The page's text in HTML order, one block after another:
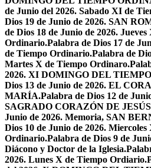
de Junio del 2026. Sabado XI de
Dios 19 de Junio de 2026. SAN
de Dios 18 de Junio de 2026.
Ordinario.Palabra de Dios 17 de
de Tiempo Ordinario.Palabra de
Martes X de Tiempo Ordinaro.
2026. XI DOMINGO DEL
Dios 13 de Junio de 2026. EL
MARÍA.Palabra de Dios 12 de
SAGRADO CORAZÓN DE
Junio de 2026. Memoria, SAN
Dios 10 de Junio de 2026.
Ordinario.Palabra de Dios 9 de
Diácono y Doctor de la Iglesia.
2026. Lunes X de Tiempo Ordiario.